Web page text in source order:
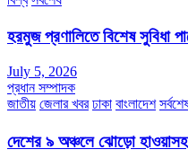
হরমুজ প্রণালিতে বিশেষ সুবিধা
July 5, 2026
প্রধান সম্পাদক
জাতীয় জেলার খবর ঢাকা বাংলাদেশ
দেশের ৯ অঞ্চলে ঝোড়ো